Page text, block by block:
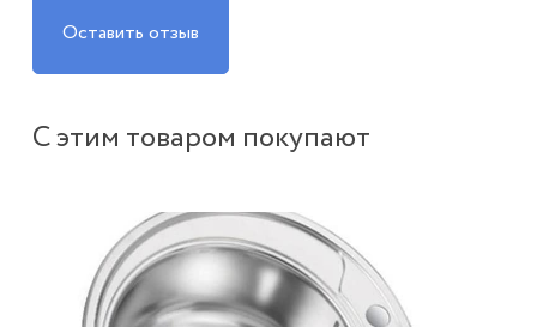
Оставить отзыв
С этим товаром покупают